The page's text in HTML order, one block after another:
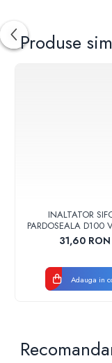
Produse
INALTATOR
PARDOSEALA D100
17001900004
31,60 RON
Adauga in